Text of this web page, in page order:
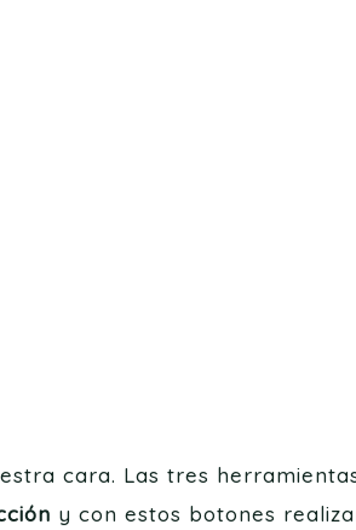
cara. Las tres
y con estos botones